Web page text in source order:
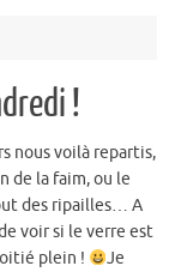
!
nous voilà repartis,
de la faim, ou le
des ripailles… A
voir si le verre est
plein !
Je